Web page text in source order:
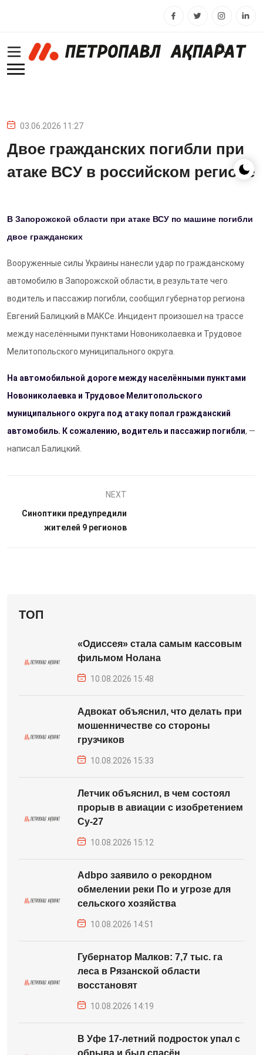
03.06.2026 11:27
Двое гражданских погибли при
атаке ВСУ в российском регионе
В Запорожской области при атаке ВСУ по машине погибли
двое гражданских
Вооруженные силы Украины нанесли удар по гражданскому
автомобилю в Запорожской области, в результате чего
водитель и пассажир погибли, сообщил губернатор региона
Евгений Балицкий в МАКСе. Инцидент произошел на трассе
между населёнными пунктами Новониколаевка и Трудовое
Мелитопольского муниципального округа.
На автомобильной дороге между населёнными пунктами
Новониколаевка и Трудовое Мелитопольского
муниципального округа под атаку попал гражданский
автомобиль. К сожалению, водитель и пассажир погибли, —
написал Балицкий.
NEXT
Синоптики предупредили
жителей 9 регионов
ТОП
«Одиссея» стала самым кассовым
фильмом Нолана
10.08.2026 15:48
Адвокат объяснил, что делать при
мошенничестве со стороны
грузчиков
10.08.2026 15:33
Летчик объяснил, в чем состоял
прорыв в авиации с изобретением
Су-27
10.08.2026 15:12
Adbpo заявило о рекордном
обмелении реки По и угрозе для
сельского хозяйства
10.08.2026 14:51
Губернатор Малков: 7,7 тыс. га
леса в Рязанской области
восстановят
10.08.2026 14:19
В Уфе 17-летний подросток упал с
обрыва и был спасён